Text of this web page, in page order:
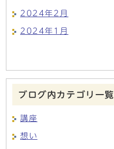
2024年2月
2024年1月
ブログ内カテゴリ一覧
講座
想い